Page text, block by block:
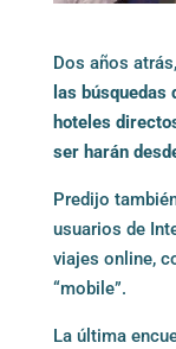
Dos años
las
hoteles
ser harán
Predijo
usuarios de
viajes online,
“mobile”.
La última